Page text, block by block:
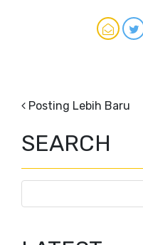
Posting Lebih Baru
SEARCH